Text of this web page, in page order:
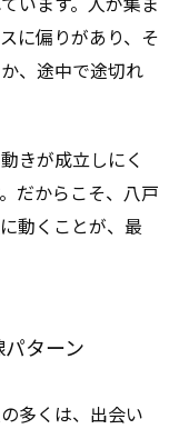
に偏りがあり、そ
、途中で途切れ
きが成立しにく
だからこそ、八戸
動くことが、最
ターン
多くは、出会い